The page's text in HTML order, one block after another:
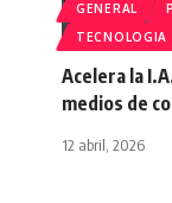
GENERAL
TECNOLOGIA
Acelera la
medios de
12 abril, 2026